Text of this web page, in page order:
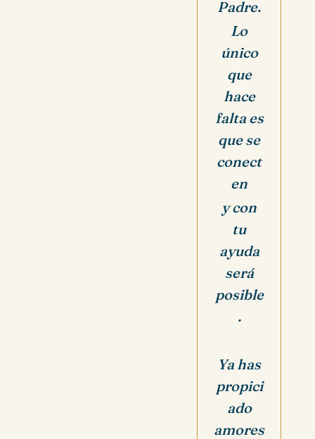
Padre.
Lo
único
que
hace
falta es
que se
conect
en
y con
tu
ayuda
será
posible
.
Ya has
propici
ado
amores